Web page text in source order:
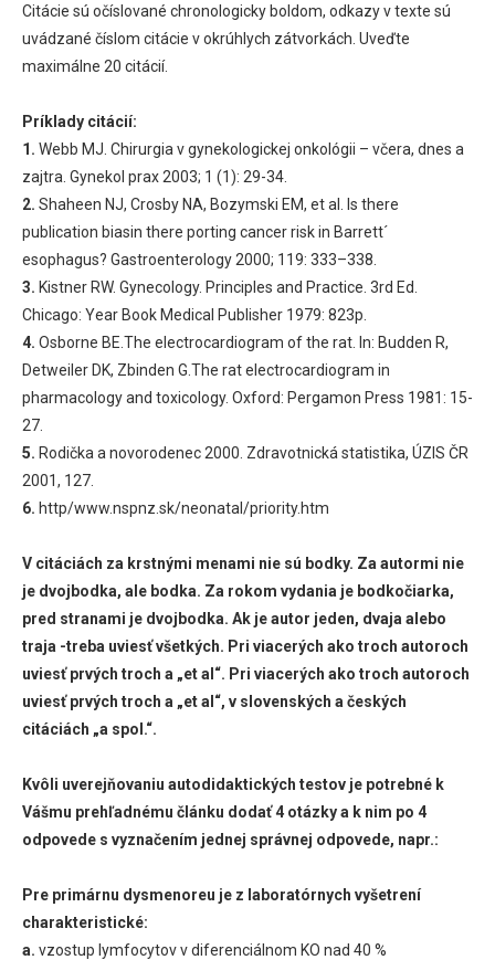
Citácie sú očíslované chronologicky boldom, odkazy v texte sú
uvádzané číslom citácie v okrúhlych zátvorkách. Uveďte
maximálne 20 citácií.
Príklady citácií:
1. Webb MJ. Chirurgia v gynekologickej onkológii – včera, dnes a
zajtra. Gynekol prax 2003; 1 (1): 29-34.
2. Shaheen NJ, Crosby NA, Bozymski EM, et al. Is there
publication biasin there porting cancer risk in Barrett´
esophagus? Gastroenterology 2000; 119: 333–338.
3. Kistner RW. Gynecology. Principles and Practice. 3rd Ed.
Chicago: Year Book Medical Publisher 1979: 823p.
4. Osborne BE.The electrocardiogram of the rat. In: Budden R,
Detweiler DK, Zbinden G.The rat electrocardiogram in
pharmacology and toxicology. Oxford: Pergamon Press 1981: 15-
27.
5. Rodička a novorodenec 2000. Zdravotnická statistika, ÚZIS ČR
2001, 127.
6. http/www.nspnz.sk/neonatal/priority.htm
V citáciách za krstnými menami nie sú bodky. Za autormi nie
je dvojbodka, ale bodka. Za rokom vydania je bodkočiarka,
pred stranami je dvojbodka. Ak je autor jeden, dvaja alebo
traja -treba uviesť všetkých. Pri viacerých ako troch autoroch
uviesť prvých troch a „et al“. Pri viacerých ako troch autoroch
uviesť prvých troch a „et al“, v slovenských a českých
citáciách „a spol.“.
Kvôli uverejňovaniu autodidaktických testov je potrebné k
Vášmu prehľadnému článku dodať 4 otázky a k nim po 4
odpovede s vyznačením jednej správnej odpovede, napr.:
Pre primárnu dysmenoreu je z laboratórnych vyšetrení
charakteristické:
a. vzostup lymfocytov v diferenciálnom KO nad 40 %